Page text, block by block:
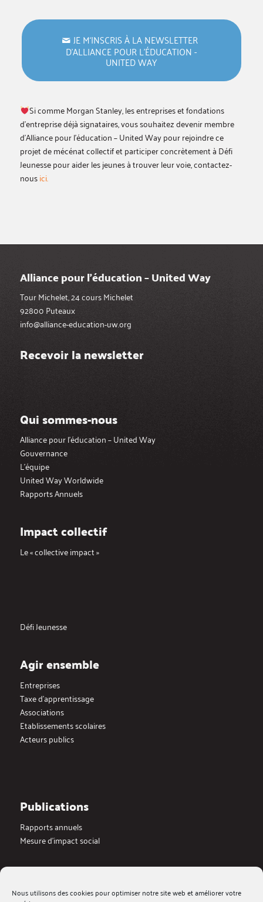
Nous utilisons des cookies pour optimiser notre site web et améliorer votre
JE M‘INSCRIS À LA NEWSLETTER
D’ALLIANCE POUR L’ÉDUCATION -
UNITED WAY
Si comme Morgan Stanley, les entreprises et fondations
d’entreprise déjà signataires, vous souhaitez devenir membre
d’Alliance pour l’éducation – United Way pour rejoindre ce
projet de mécénat collectif et participer concrètement à Défi
Jeunesse pour aider les jeunes à trouver leur voie, contactez-
nousici.
Alliance pour l’éducation – United Way
Tour Michelet, 24 cours Michelet
92800 Puteaux
info@alliance-education-uw.org
Recevoir la newsletter
Qui sommes-nous
Alliance pour l’éducation – United Way
Gouvernance
L’équipe
United Way Worldwide
Rapports Annuels
Impact collectif
Le « collective impact »
Défi Jeunesse
Agir ensemble
Entreprises
Taxe d’apprentissage
Associations
Etablissements scolaires
Acteurs publics
Publications
Rapports annuels
Mesure d’impact social
Dernières actualités